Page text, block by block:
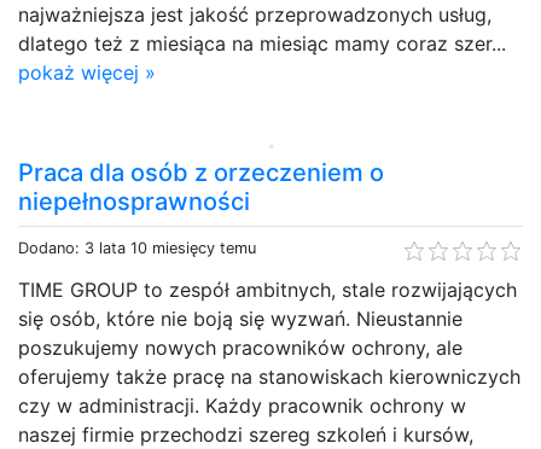
najważniejsza jest jakość przeprowadzonych usług,
dlatego też z miesiąca na miesiąc mamy coraz szer...
pokaż więcej »
Praca dla osób z orzeczeniem o
niepełnosprawności
Dodano: 3 lata 10 miesięcy temu
TIME GROUP to zespół ambitnych, stale rozwijających
się osób, które nie boją się wyzwań. Nieustannie
poszukujemy nowych pracowników ochrony, ale
oferujemy także pracę na stanowiskach kierowniczych
czy w administracji. Każdy pracownik ochrony w
naszej firmie przechodzi szereg szkoleń i kursów,